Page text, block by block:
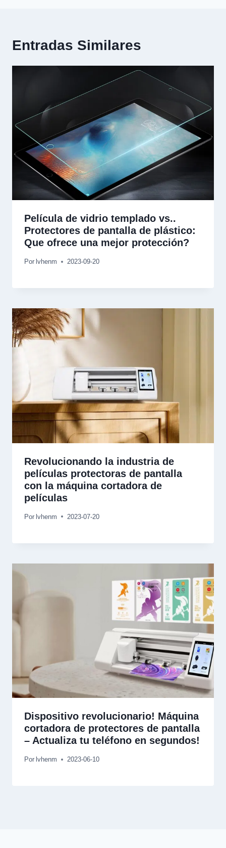
Entradas Similares
Película de vidrio templado vs..
Protectores de pantalla de plástico:
Que ofrece una mejor protección?
Por lvhenm 2023-09-20
Revolucionando la industria de
películas protectoras de pantalla
con la máquina cortadora de
películas
Por lvhenm 2023-07-20
Dispositivo revolucionario! Máquina
cortadora de protectores de pantalla
– Actualiza tu teléfono en segundos!
Por lvhenm 2023-06-10